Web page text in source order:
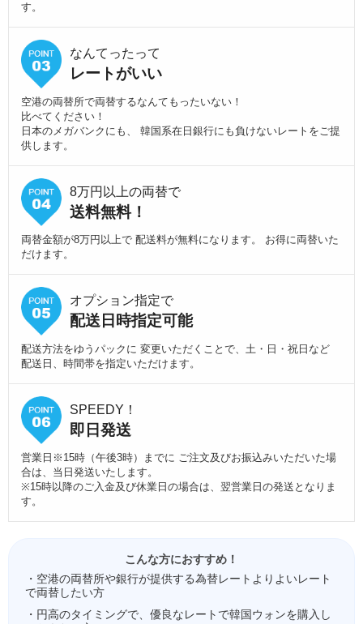
す。
なんてったって
レートがいい
空港の両替所で両替するなんてもったいない！
比べてください！
日本のメガバンクにも、 韓国系在日銀行にも負けないレートをご提
供します。
8万円以上の両替で
送料無料！
両替金額が8万円以上で 配送料が無料になります。 お得に両替いた
だけます。
オプション指定で
配送日時指定可能
配送方法をゆうパックに 変更いただくことで、土・日・祝日など
配送日、時間帯を指定いただけます。
SPEEDY！
即日発送
営業日※15時（午後3時）までに ご注文及びお振込みいただいた場
合は、当日発送いたします。
※15時以降のご入金及び休業日の場合は、翌営業日の発送となりま
す。
こんな方におすすめ！
・空港の両替所や銀行が提供する為替レートよりよいレート
で両替したい方
・円高のタイミングで、優良なレートで韓国ウォンを購入し